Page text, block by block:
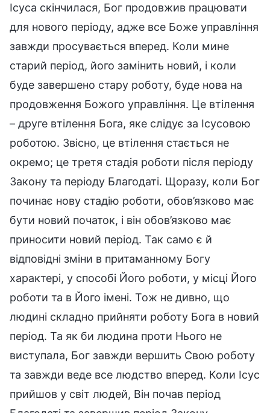
Ісуса скінчилася, Бог продовжив працювати
для нового періоду, адже все Боже управління
завжди просувається вперед. Коли мине
старий період, його замінить новий, і коли
буде завершено стару роботу, буде нова на
продовження Божого управління. Це втілення
– друге втілення Бога, яке слідує за Ісусовою
роботою. Звісно, це втілення стається не
окремо; це третя стадія роботи після періоду
Закону та періоду Благодаті. Щоразу, коли Бог
починає нову стадію роботи, обов’язково має
бути новий початок, і він обов’язково має
приносити новий період. Так само є й
відповідні зміни в притаманному Богу
характері, у способі Його роботи, у місці Його
роботи та в Його імені. Тож не дивно, що
людині складно прийняти роботу Бога в новий
період. Та як би людина проти Нього не
виступала, Бог завжди вершить Свою роботу
та завжди веде все людство вперед. Коли Ісус
прийшов у світ людей, Він почав період